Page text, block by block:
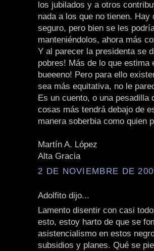
los jubilados y a otros
nada a los que no tienen.
seguro, pero bien se les
manteniéndolos, ahora más
Y al parecer la presidenta se
pobres! Más de lo que estima
bueeeno! Pero para ello
sea más equitativa, no le
Es un cuento, o una pesadilla
cosas más tendrá debajo de
manera soberbia como quien
Martín A. López
Alta Gracia
2 DE NOVIEMBRE DE
Adolfito dijo...
Lamento disentir con casi
esto, estoy harto de que se
asistencialismo en estos
subsidios y planes. Qué se